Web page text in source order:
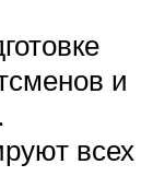
и
всех